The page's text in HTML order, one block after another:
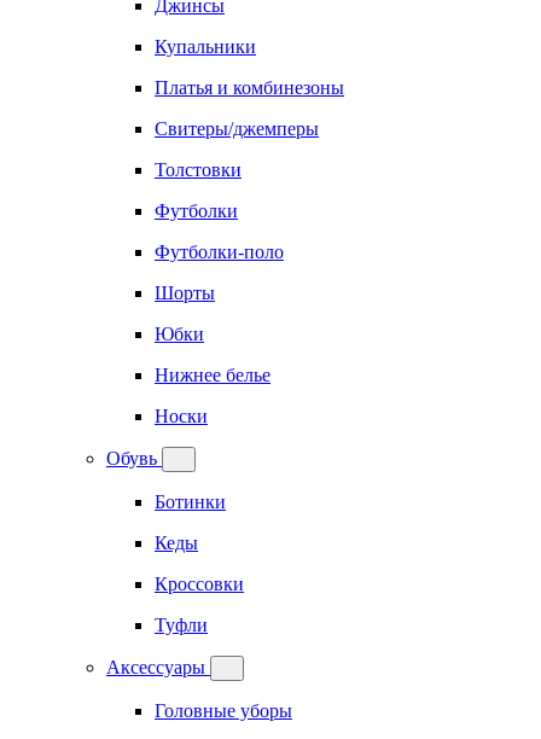
Джинсы
Купальники
Платья и комбинезоны
Свитеры/джемперы
Толстовки
Футболки
Футболки-поло
Шорты
Юбки
Нижнее белье
Носки
Обувь
Ботинки
Кеды
Кроссовки
Туфли
Аксессуары
Головные уборы